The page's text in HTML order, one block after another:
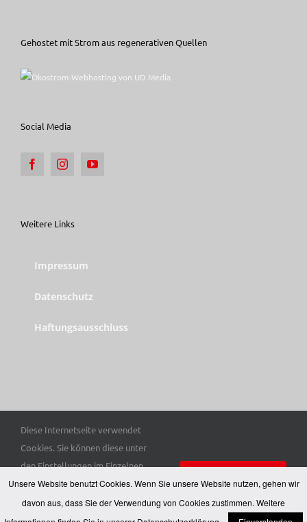
Gehostet mit Strom aus regenerativen Quellen
Social Media
Weitere Links
Impressum
Datenschutz
Haftungsausschluss
© Copyright 2025 Trott-war e. V. | Alle Rechte vorbehalten.
Diese Internetseite verwendet
Cookies. Sie können diese unter
den Einstellungen im Einzelnen
auswählen. Hier finden Sie unsere
Datenschutzerklärung.
Einstellungen
Unsere Website benutzt Cookies. Wenn Sie unsere Website nutzen, gehen wir
davon aus, dass Sie der Verwendung von Cookies zustimmen. Weitere